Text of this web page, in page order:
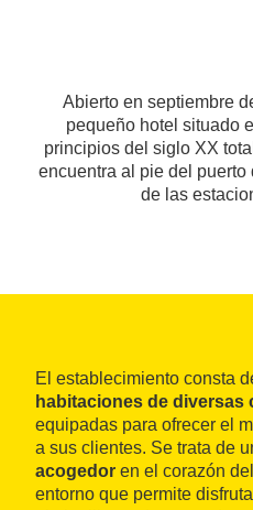
Abierto en septiembre
pequeño hotel situado
principios del siglo XX
encuentra al pie del puerto
de las
El establecimiento consta
habitaciones de diversas
equipadas para ofrecer el
a sus clientes. Se trata de
acogedor en el corazón
entorno que permite